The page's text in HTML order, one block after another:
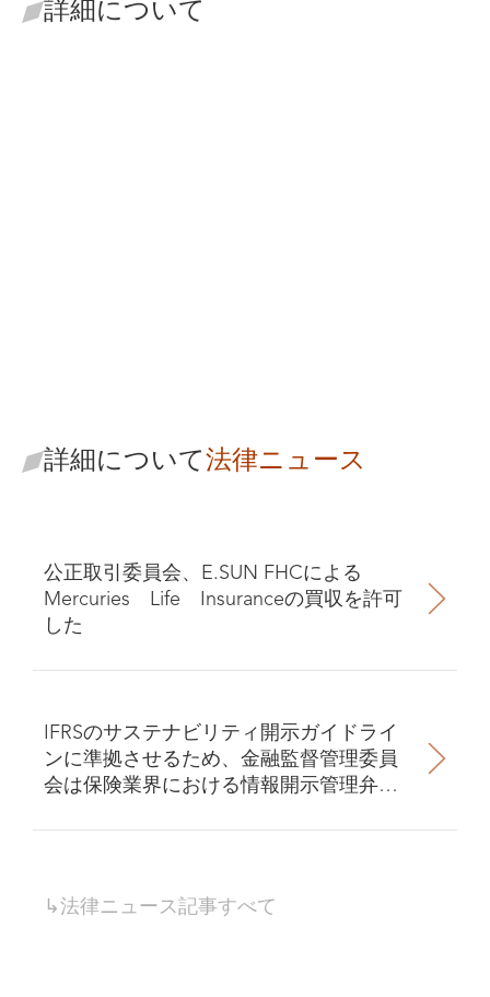
詳細について
詳細について法律ニュース
公正取引委員会、E.SUN FHCによる
Mercuries Life Insuranceの買収を許可
した
IFRSのサステナビリティ開示ガイドライ
ンに準拠させるため、金融監督管理委員
会は保険業界における情報開示管理弁法
↳法律ニュース記事すべて